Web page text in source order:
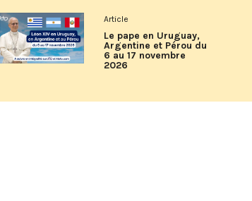
Article
Le pape en Uruguay,
Argentine et Pérou du
6 au 17 novembre
2026